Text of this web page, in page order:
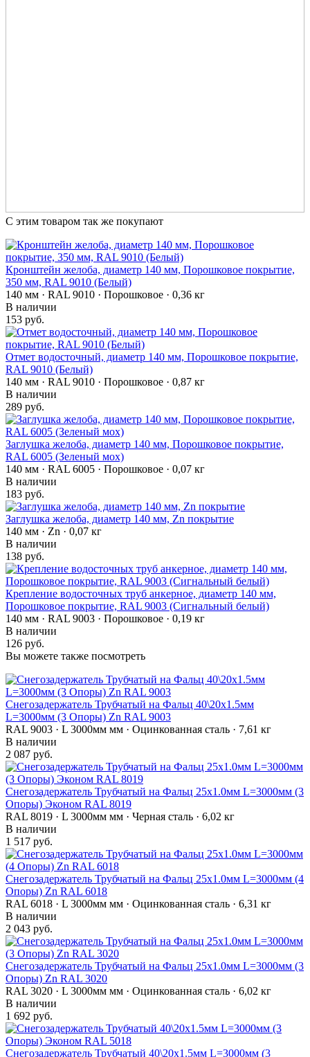
С этим товаром так же покупают
Кронштейн желоба, диаметр 140 мм, Порошковое покрытие,
350 мм, RAL 9010 (Белый)
140 мм · RAL 9010 · Порошковое · 0,36 кг
В наличии
153 руб.
Отмет водосточный, диаметр 140 мм, Порошковое покрытие,
RAL 9010 (Белый)
140 мм · RAL 9010 · Порошковое · 0,87 кг
В наличии
289 руб.
Заглушка желоба, диаметр 140 мм, Порошковое покрытие,
RAL 6005 (Зеленый мох)
140 мм · RAL 6005 · Порошковое · 0,07 кг
В наличии
183 руб.
Заглушка желоба, диаметр 140 мм, Zn покрытие
140 мм · Zn · 0,07 кг
В наличии
138 руб.
Крепление водосточных труб анкерное, диаметр 140 мм,
Порошковое покрытие, RAL 9003 (Сигнальный белый)
140 мм · RAL 9003 · Порошковое · 0,19 кг
В наличии
126 руб.
Вы можете также посмотреть
Снегозадержатель Трубчатый на Фальц 40\20х1.5мм
L=3000мм (3 Опоры) Zn RAL 9003
RAL 9003 · L 3000мм мм · Оцинкованная сталь · 7,61 кг
В наличии
2 087 руб.
Снегозадержатель Трубчатый на Фальц 25х1.0мм L=3000мм (3
Опоры) Эконом RAL 8019
RAL 8019 · L 3000мм мм · Черная сталь · 6,02 кг
В наличии
1 517 руб.
Снегозадержатель Трубчатый на Фальц 25х1.0мм L=3000мм (4
Опоры) Zn RAL 6018
RAL 6018 · L 3000мм мм · Оцинкованная сталь · 6,31 кг
В наличии
2 043 руб.
Снегозадержатель Трубчатый на Фальц 25х1.0мм L=3000мм (3
Опоры) Zn RAL 3020
RAL 3020 · L 3000мм мм · Оцинкованная сталь · 6,02 кг
В наличии
1 692 руб.
Снегозадержатель Трубчатый 40\20х1.5мм L=3000мм (3